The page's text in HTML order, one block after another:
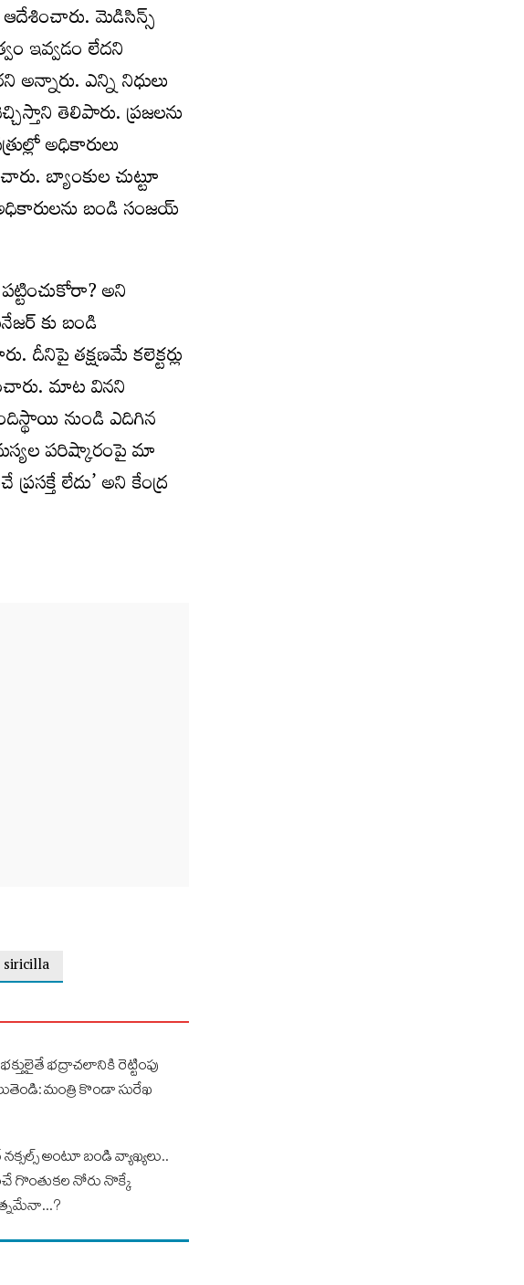
మెడిసిన్స్
ఇవ్వడం లేదని
అన్నారు. ఎన్ని నిధులు
తెలిపారు. ప్రజలను
అధికారులు
బ్యాంకుల చుట్టూ
బండి సంజయ్
అని
కు బండి
దీనిపై తక్షణమే కలెక్టర్లు
మాట వినని
నుండి ఎదిగిన
పరిష్కారంపై మా
లేదు’ అని కేంద్ర
భద్రాచలానికి రెట్టింపు
మంత్రి కొండా సురేఖ
నక్సల్స్‌ అంటూ బండి వ్యాఖ్యలు..
గొంతుకల నోరు నొక్కే